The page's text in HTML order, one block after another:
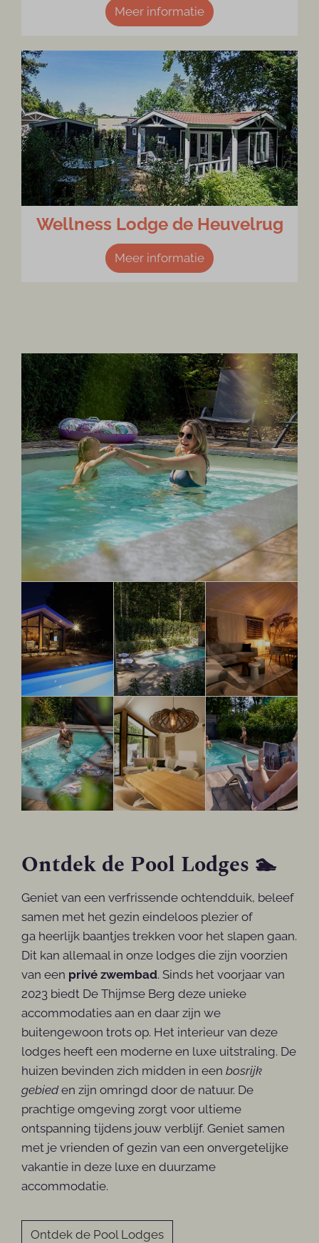
Meer informatie
Wellness Lodge de Heuvelrug
Meer informatie
Ontdek de Pool Lodges 🏊
Geniet van een verfrissende ochtendduik, beleef
samen met het gezin eindeloos plezier of
ga heerlijk baantjes trekken voor het slapen gaan.
Dit kan allemaal in onze lodges die zijn voorzien
van een privé zwembad. Sinds het voorjaar van
2023 biedt De Thijmse Berg deze unieke
accommodaties aan en daar zijn we
buitengewoon trots op. Het interieur van deze
lodges heeft een moderne en luxe uitstraling. De
huizen bevinden zich midden in eenbosrijk
gebieden zijn omringd door de natuur. De
prachtige omgeving zorgt voor ultieme
ontspanning tijdens jouw verblijf. Geniet samen
met je vrienden of gezin van een onvergetelijke
vakantie in deze luxe en duurzame
accommodatie.
Ontdek de Pool Lodges